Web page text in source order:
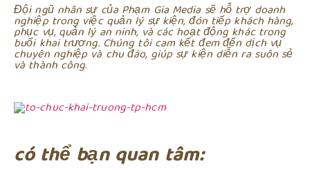
Đội ngũ nhân sự của Phạm Gia Media sẽ hỗ trợ doanh
nghiệp trong việc quản lý sự kiện, đón tiếp khách hàng,
phục vụ, quản lý an ninh, và các hoạt động khác trong
buổi khai trương. Chúng tôi cam kết đem đến dịch vụ
chuyên nghiệp và chu đáo, giúp sự kiện diễn ra suôn sẻ
và thành công.
có thể bạn quan tâm: